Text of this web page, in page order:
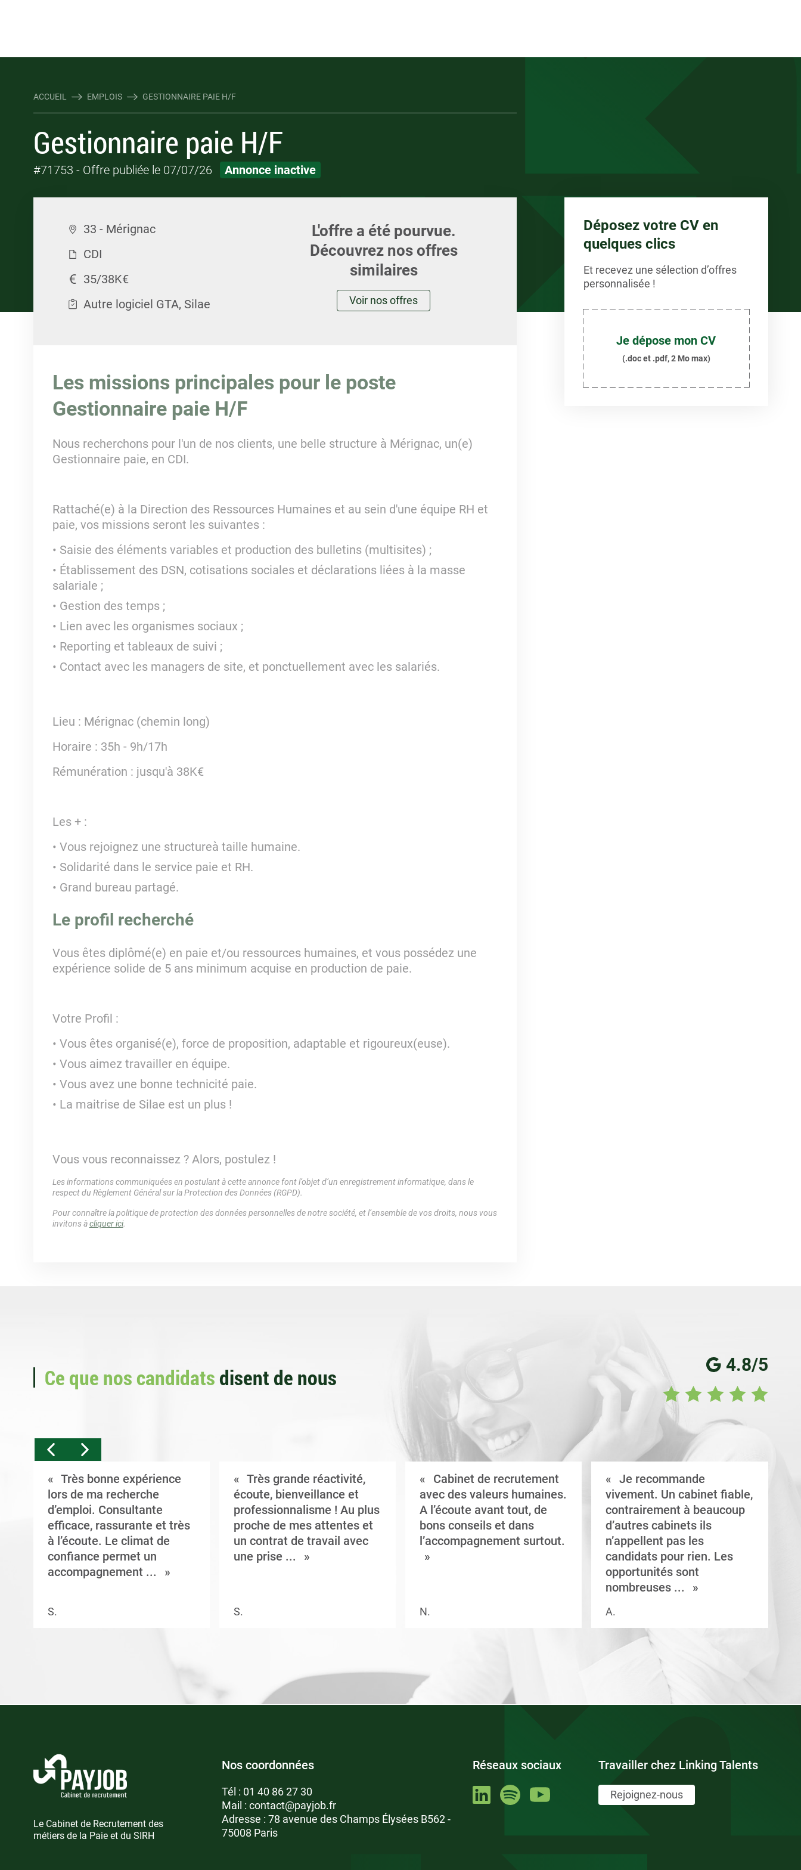
ACCUEIL EMPLOIS GESTIONNAIRE PAIE H/F
Gestionnaire paie H/F
#71753 - Offre publiée le 07/07/26 Annonce inactive
33 - Mérignac
CDI
35/38K€
Autre logiciel GTA, Silae
L'offre a été pourvue.
Découvrez nos offres
similaires
Voir nos offres
Les missions principales pour le poste
Gestionnaire paie H/F
Nous recherchons pour l'un de nos clients, une belle structure à Mérignac, un(e)
Gestionnaire paie, en CDI.
Rattaché(e) à la Direction des Ressources Humaines et au sein d'une équipe RH et
paie, vos missions seront les suivantes :
Saisie des éléments variables et production des bulletins (multisites) ;
Établissement des DSN, cotisations sociales et déclarations liées à la masse
salariale ;
Gestion des temps ;
Lien avec les organismes sociaux ;
Reporting et tableaux de suivi ;
Contact avec les managers de site, et ponctuellement avec les salariés.
Lieu : Mérignac (chemin long)
Horaire : 35h - 9h/17h
Rémunération : jusqu'à 38K€
Les + :
Vous rejoignez une structureà taille humaine.
Solidarité dans le service paie et RH.
Grand bureau partagé.
Le profil recherché
Vous êtes diplômé(e) en paie et/ou ressources humaines, et vous possédez une
expérience solide de 5 ans minimum acquise en production de paie.
Votre Profil :
Vous êtes organisé(e), force de proposition, adaptable et rigoureux(euse).
Vous aimez travailler en équipe.
Vous avez une bonne technicité paie.
La maitrise de Silae est un plus !
Vous vous reconnaissez ? Alors, postulez !
Les informations communiquées en postulant à cette annonce font l’objet d’un enregistrement informatique, dans le
respect du Règlement Général sur la Protection des Données (RGPD).
Pour connaître la politique de protection des données personnelles de notre société, et l’ensemble de vos droits, nous vous
invitons àcliquer ici.
Déposez votre CV en
quelques clics
Et recevez une sélection d’offres
personnalisée !
Je dépose mon CV
(.doc et .pdf, 2 Mo max)
4.8/5
Ce que nos candidats disent de nous
Très bonne expérience
lors de ma recherche
d’emploi. Consultante
efficace, rassurante et très
à l’écoute. Le climat de
confiance permet un
accompagnement ...
S.
Très grande réactivité,
écoute, bienveillance et
professionnalisme ! Au plus
proche de mes attentes et
un contrat de travail avec
une prise ...
S.
Cabinet de recrutement
avec des valeurs humaines.
A l’écoute avant tout, de
bons conseils et dans
l’accompagnement surtout.
N.
Je recommande
vivement. Un cabinet fiable,
contrairement à beaucoup
d’autres cabinets ils
n’appellent pas les
candidats pour rien. Les
opportunités sont
nombreuses ...
A.
Le Cabinet de Recrutement des
métiers de la Paie et du SIRH
Nos coordonnées
Tél : 01 40 86 27 30
Mail : contact@payjob.fr
Adresse : 78 avenue des Champs Élysées B562 -
75008 Paris
Réseaux sociaux Travailler chez Linking Talents
Rejoignez-nous